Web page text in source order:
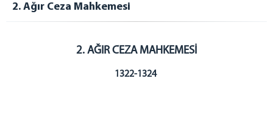
Bingöl Adliyesi
Adliye Lojmanlarımız
Mülhakat Adliyeler
2. Ağır Ceza Mahkemesi
2. AĞIR CEZA MAHKEMESİ
1322-1324